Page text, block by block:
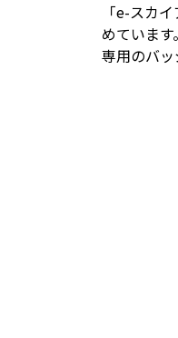
「e-スカ
めていま
専用のバッ